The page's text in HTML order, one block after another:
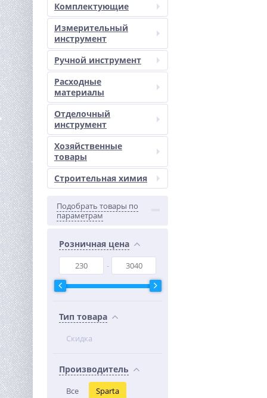
Комплектующие
Измерительный
инструмент
Ручной инструмент
Расходные
материалы
Отделочный
инструмент
Хозяйственные
товары
Строительная химия
Подобрать товары по
параметрам
Розничная цена
Тип товара
Скидка
Производитель
Все
Sparta